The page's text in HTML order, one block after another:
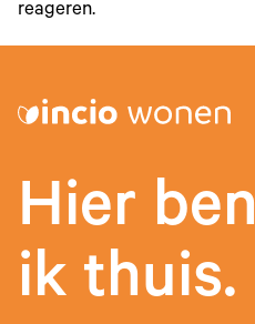
reageren.
Hier ben
ik thuis.